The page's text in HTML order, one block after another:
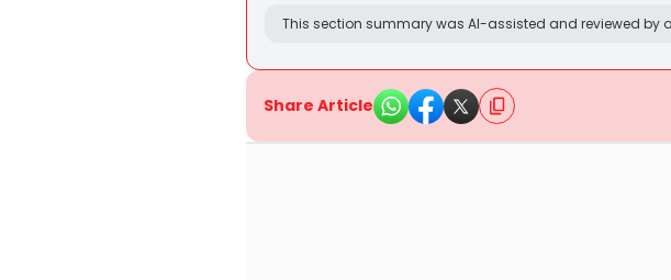
This section summary was AI-assisted and reviewed by
Share Article